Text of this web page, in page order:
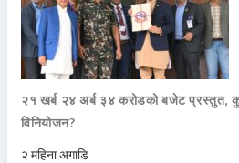
२१ खर्ब २४ अर्ब ३४ करोडको बजेट प्रस्तुत,
विनियोजन?
२ महिना अगाडि